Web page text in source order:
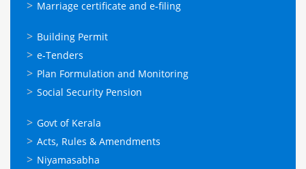
Marriage certificate and e-filing
ഓണ്‍ലൈന്‍
സേവനങ്ങള്‍
Building Permit
e-Tenders
Plan Formulation and Monitoring
Social Security Pension
ഉപയോഗപ്രദമായ
കണ്ണികള്‍
Govt of Kerala
Acts, Rules & Amendments
Niyamasabha